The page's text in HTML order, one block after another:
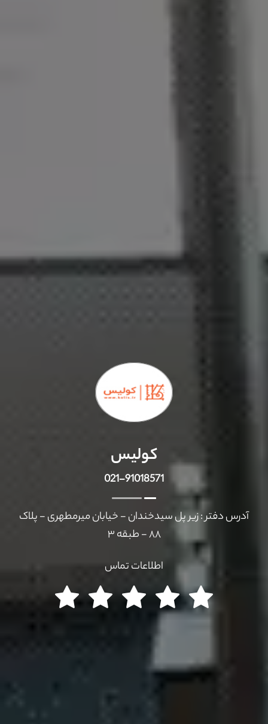
کولیس
021-91018571
آدرس دفتر : زیر پل سیدخندان - خیابان میرمطهری - پلاک
۸۸ - طبقه ۳
اطلاعات تماس